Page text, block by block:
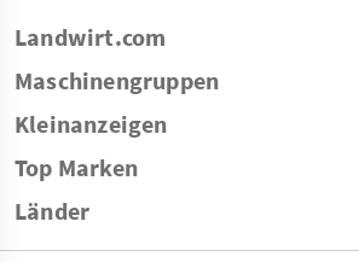
Landwirt.com
Maschinengruppen
Kleinanzeigen
Top Marken
Länder